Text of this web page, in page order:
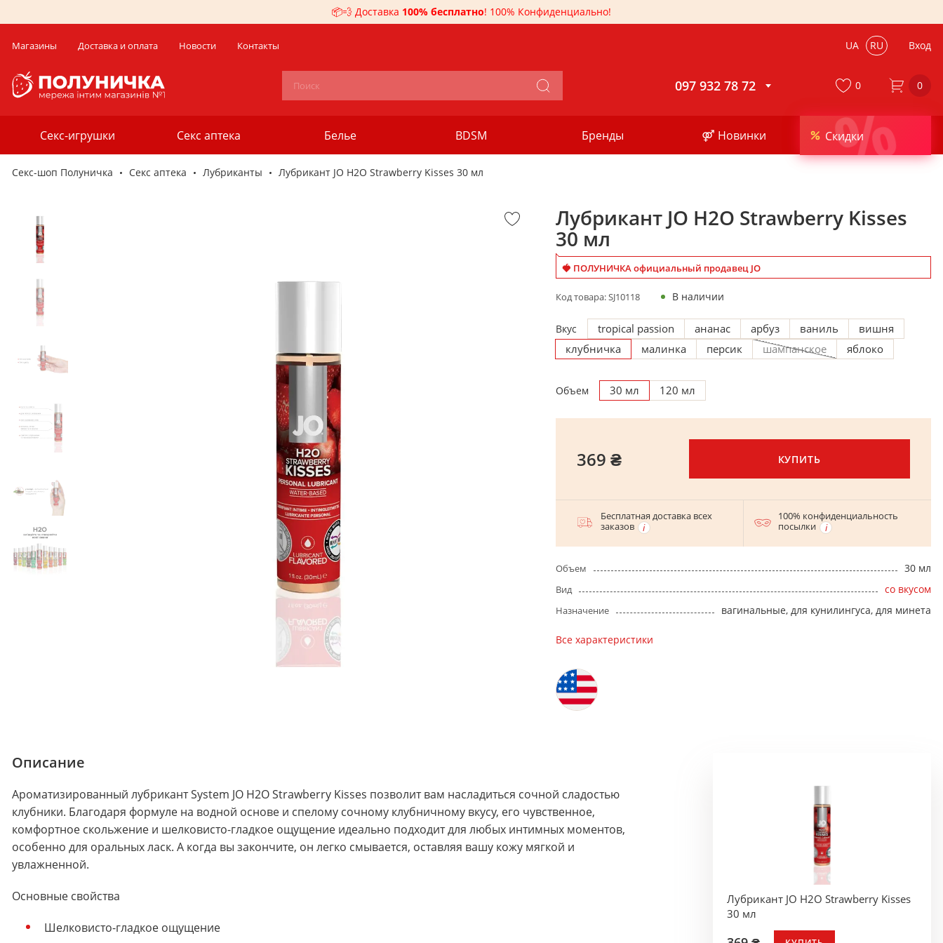
📦💨 Доставка 100% бесплатно! 100% Конфиденциально!
Магазины Доставка и оплата Новости Контакты UA RU Вход
097 932 78 72 0
Секс-игрушки Секс аптека Белье BDSM Бренды ⚤ Новинки %
Скидки
0
Секс-шоп Полуничка Секс аптека Лубриканты Лубрикант JO H2O Strawberry Kisses 30 мл
Лубрикант JO H2O Strawberry Kisses
30 мл
🍓 ПОЛУНИЧКА официальный продавец JO
Код товара:SJ10118 В наличии
Вкус tropical passion ананас арбуз ваниль
вишня
клубничка
малинка персик шампанское яблоко
Объем 30 мл 120 мл
369 ₴ КУПИТЬ
Бесплатная доставка всех
заказов
100% конфиденциальность
посылки
Объем 30 мл
Вид со вкусом
Назначение вагинальные, для кунилингуса, для минета
Все характеристики
Описание
Ароматизированный лубрикант System JO H2O Strawberry Kisses позволит вам насладиться сочной сладостью
клубники. Благодаря формуле на водной основе и спелому сочному клубничному вкусу, его чувственное,
комфортное скольжение и шелковисто-гладкое ощущение идеально подходит для любых интимных моментов,
особенно для оральных ласк. А когда вы закончите, он легко смывается, оставляя вашу кожу мягкой и
увлажненной.
Основные свойства
Шелковисто-гладкое ощущение
Лубрикант JO H2O Strawberry Kisses
30 мл